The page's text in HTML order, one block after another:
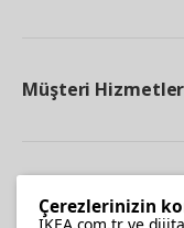
Müşteri
Çerezlerinizin